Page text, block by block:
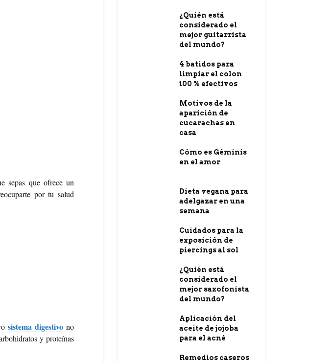
sepas que ofrece un
por tu salud
sistema digestivo no
y proteínas
¿Quién está
considerado el
mejor guitarrista
del mundo?
4 batidos para
limpiar el colon
100 % efectivos
Motivos de la
aparición de
cucarachas en
casa
Cómo es Géminis
en el amor
Dieta vegana para
adelgazar en una
semana
Cuidados para la
exposición de
piercings al sol
¿Quién está
considerado el
mejor saxofonista
del mundo?
Aplicación del
aceite de jojoba
para el acné
Remedios caseros